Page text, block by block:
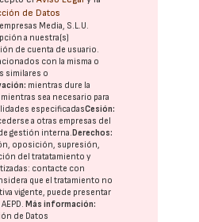
de Datos
Media, S.L.U.
a nuestra(s)
de cuenta de usuario.
con la misma o
similares o
mientras dure la
sea necesario para
especificadasCesión:
a otras empresas del
gestión interna.Derechos:
oposición, supresión,
del tratatamiento y
contacte con
que el tratamiento no
vigente, puede presentar
AEPD.Más información:
de Datos